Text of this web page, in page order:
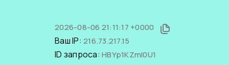
2026-08-06 21:11:17 +0000
Ваш IP: 216.73.217.15
ID запроса: HBYp1KZmI0U1